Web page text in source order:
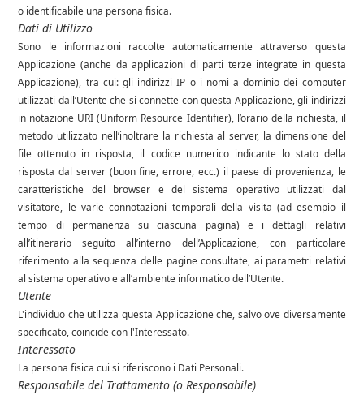
o identificabile una persona fisica.
Dati di Utilizzo
Sono le informazioni raccolte automaticamente attraverso questa
Applicazione (anche da applicazioni di parti terze integrate in questa
Applicazione), tra cui: gli indirizzi IP o i nomi a dominio dei computer
utilizzati dall’Utente che si connette con questa Applicazione, gli indirizzi
in notazione URI (Uniform Resource Identifier), l’orario della richiesta, il
metodo utilizzato nell’inoltrare la richiesta al server, la dimensione del
file ottenuto in risposta, il codice numerico indicante lo stato della
risposta dal server (buon fine, errore, ecc.) il paese di provenienza, le
caratteristiche del browser e del sistema operativo utilizzati dal
visitatore, le varie connotazioni temporali della visita (ad esempio il
tempo di permanenza su ciascuna pagina) e i dettagli relativi
all’itinerario seguito all’interno dell’Applicazione, con particolare
riferimento alla sequenza delle pagine consultate, ai parametri relativi
al sistema operativo e all’ambiente informatico dell’Utente.
Utente
L'individuo che utilizza questa Applicazione che, salvo ove diversamente
specificato, coincide con l'Interessato.
Interessato
La persona fisica cui si riferiscono i Dati Personali.
Responsabile del Trattamento (o Responsabile)